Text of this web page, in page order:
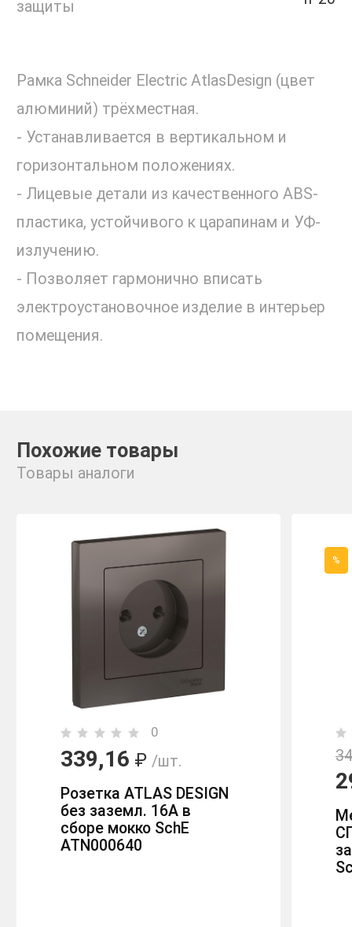
защиты
Рамка Schneider Electric AtlasDesign (цвет
алюминий) трёхместная.
- Устанавливается в вертикальном и
горизонтальном положениях.
- Лицевые детали из качественного ABS-
пластика, устойчивого к царапинам и УФ-
излучению.
- Позволяет гармонично вписать
электроустановочное изделие в интерьер
помещения.
Похожие товары
Товары аналоги
0
339,16 ₽ /шт.
Розетка ATLAS DESIGN
без заземл. 16А в
сборе мокко SchE
ATN000640
%